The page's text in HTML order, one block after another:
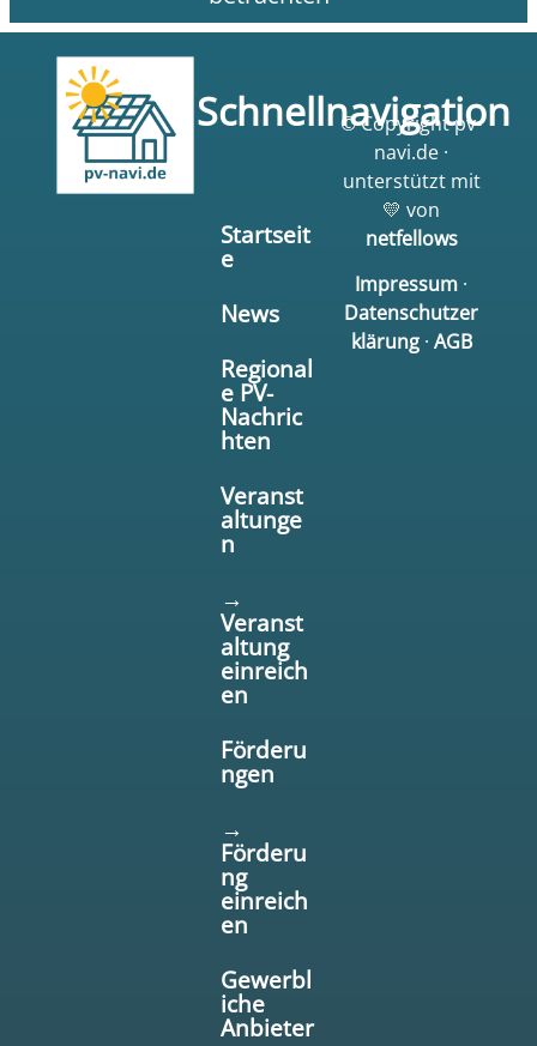
Schnellnavigation
Startseit
e
News
Regional
e PV-
Nachric
hten
Veranst
altunge
n
→
Veranst
altung
einreich
en
Förderu
ngen
→
Förderu
ng
einreich
en
Gewerbl
iche
Anbieter
© Copyright pv-
navi.de ·
unterstützt mit
💛 von
netfellows
Impressum ·
Datenschutzer
klärung· AGB